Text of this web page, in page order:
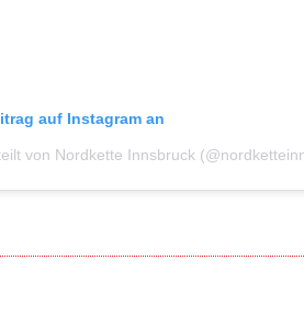
auf Instagram an
von Nordkette Innsbruck